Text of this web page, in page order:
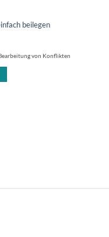
beilegen
von Konflikten